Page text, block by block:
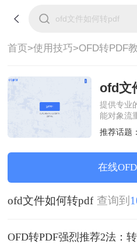
首页>使用技巧>OFD转PDF
ofd文
提供专业
能对象流
原且排版
链路 SSL
公。
推荐话题：
在线
ofd文件如何转pdf 查询到